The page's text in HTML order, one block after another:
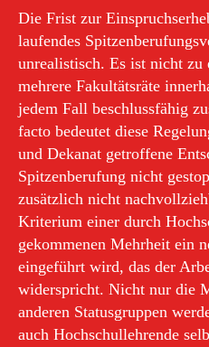
Die Frist zur
laufendes
unrealistisch. Es ist nicht zu
mehrere Fakultätsräte
jedem Fall beschlussfähig
facto bedeutet diese
und Dekanat getroffene
Spitzenberufung nicht
zusätzlich nicht
Kriterium einer durch
gekommenen Mehrheit ein
eingeführt wird, das der
widerspricht. Nicht nur die
anderen Statusgruppen
auch Hochschullehrende